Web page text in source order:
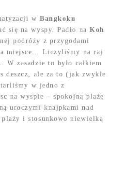
wBangkoku
się na wyspy. Padło naKoh
podróży z przygodami
miejsce… Liczyliśmy na raj
W zasadzie to było całkiem
deszcz, ale za to (jak zwykle
w jedno z
na wyspie – spokojną plażę
uroczymi knajpkami nad
plaży i stosunkowo niewielką